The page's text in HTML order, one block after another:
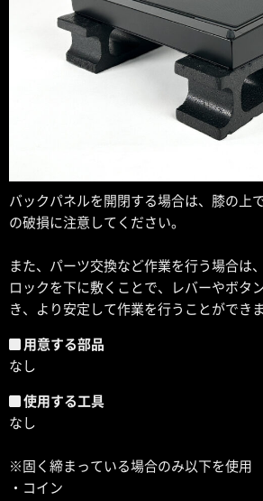
バックパネルを開閉する場合は、膝の上
の破損に注意してください。
また、パーツ交換など作業を行う場合は
ロックを下に敷くことで、レバーやボタ
き、より安定して作業を行うことができま
用意する部品
なし
使用する工具
なし
※固く締まっている場合のみ以下を使用
・コイン